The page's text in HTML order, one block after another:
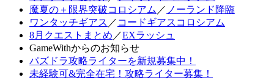
魔夏の＋限界突破コロシアム ／ ノーランド降臨
ワンタッチギアス ／ コードギアスコロシアム
8月クエストまとめ ／EXラッシュ
GameWithからのお知らせ
パズドラ攻略ライターを新規募集中！
未経験可&完全在宅！攻略ライター募集！